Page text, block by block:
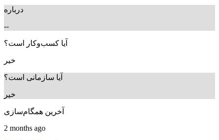
درباره
--
آیا کسب‌وکار است؟
خیر
آیا سازمانی است؟
خیر
آخرین همگام‌سازی
2 months ago